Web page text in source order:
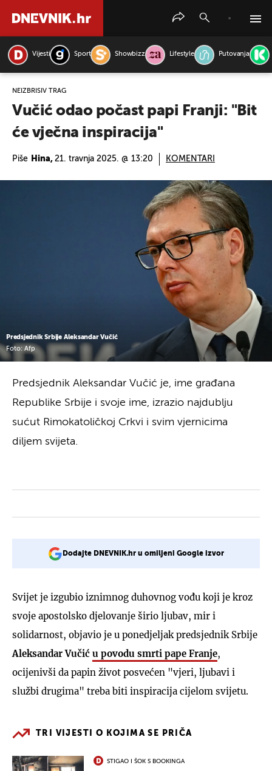
Vijesti Sport Showbizz Lifestyle Putovanja
NEIZBRISIV TRAG
Vučić odao počast papi Franji: "Bit
će vječna inspiracija"
Piše Hina, 21. travnja 2025. @ 13:20 KOMENTARI
Predsjednik Srbije Aleksandar Vučić
Foto: Afp
Predsjednik Aleksandar Vučić je, ime građana
Republike Srbije i svoje ime, izrazio najdublju
sućut Rimokatoličkoj Crkvi i svim vjernicima
diljem svijeta.
Dodajte DNEVNIK.hr u omiljeni Google izvor
Svijet je izgubio iznimnog duhovnog vođu koji je kroz
svoje apostolsko djelovanje širio ljubav, mir i
solidarnost, objavio je u ponedjeljak predsjednik Srbije
Aleksandar Vučić u povodu smrti pape Franje,
ocijenivši da papin život posvećen "vjeri, ljubavi i
službi drugima" treba biti inspiracija cijelom svijetu.
TRI VIJESTI O KOJIMA SE PRIČA
STIGAO I ŠOK S BOOKINGA
PRETRAŽITE VIJESTI